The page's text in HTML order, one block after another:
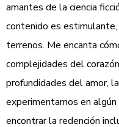
amantes de la ciencia
contenido es
terrenos. Me encanta
complejidades del
profundidades del amor,
experimentamos en
encontrar la redención